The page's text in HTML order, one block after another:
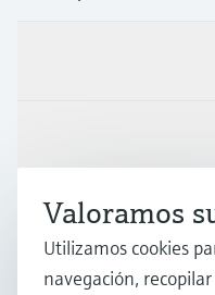
Soporte
Valoramos
Utilizamos cookies
navegación,